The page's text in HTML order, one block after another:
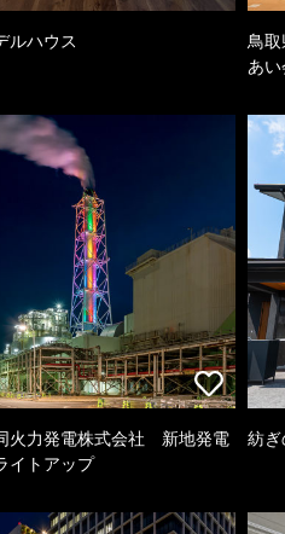
ルハウス
鳥
あい
火力発電株式会社 新地発電
イトアップ
紡